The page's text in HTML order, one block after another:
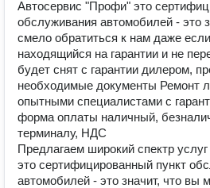
Автосервис "Профи" это
обслуживания автомобилей - это
смело обратиться к нам даже
находящийся на гарантии и не
будет снят с гарантии дилером,
необходимые документы Ремонт
опытными специалистами с
форма оплаты наличный,
терминалу, НДС
Предлагаем широкий спектр
это сертифицированный пункт
автомобилей - это значит, что вы